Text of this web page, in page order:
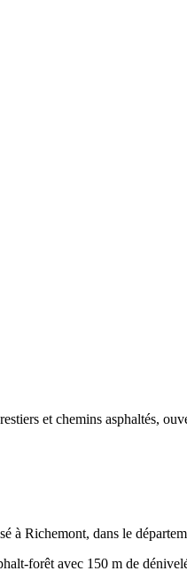
et chemins asphaltés,
à Richemont, dans le
forêt avec 150 m de